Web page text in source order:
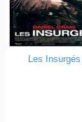
Les Insurgés